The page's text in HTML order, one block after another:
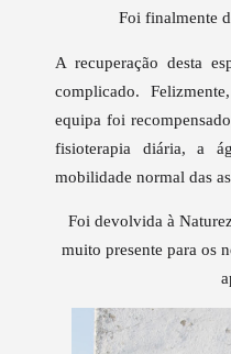
Foi finalmente
A recuperação desta
complicado.
equipa foi
fisioterapia diária, a
mobilidade normal das
Foi devolvida à
muito presente para os